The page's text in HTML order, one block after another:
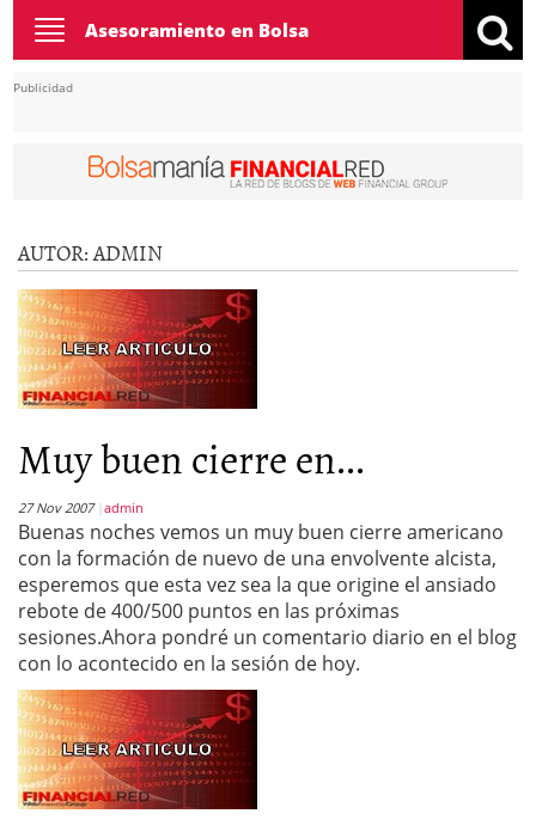
Toggle
navigation
Asesoramiento en Bolsa
Publicidad
AUTOR:ADMIN
Muy buen cierre en...
27 Nov 2007 admin
Buenas noches vemos un muy buen cierre americano
con la formación de nuevo de una envolvente alcista,
esperemos que esta vez sea la que origine el ansiado
rebote de 400/500 puntos en las próximas
sesiones.Ahora pondré un comentario diario en el blog
con lo acontecido en la sesión de hoy.